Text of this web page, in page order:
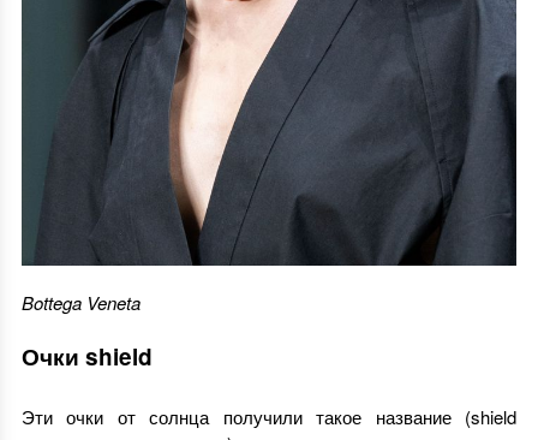
Bottega Veneta
Очки shield
Эти очки от солнца получили такое название (shield